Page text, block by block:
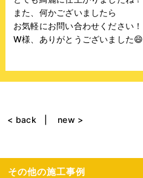
また、何かございましたら
お気軽にお問い合わせください！
W様、ありがとうございました😄
< back new >
その他の施工事例